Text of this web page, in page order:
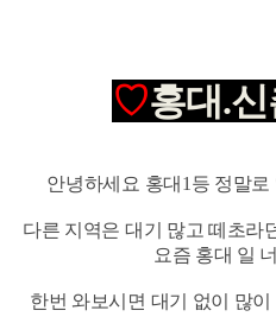
♡홍대.
안녕하세요 홍대1등 정말
다른 지역은 대기 많고 떼 초라
요즘 홍대 일
한번 와보시면 대기 없이 많이